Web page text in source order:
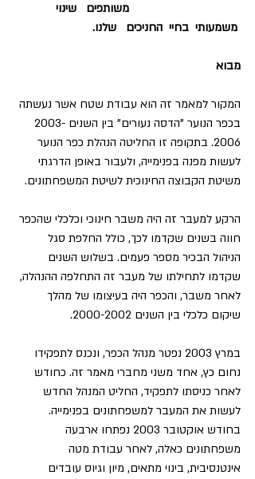
משותפים   שינוי
משמעותי  בחיי  החניכים   שלנו.
מבוא
המקור למאמר זה הוא עבודת שטח אשר נעשתה
בכפר הנוער "הדסה נעורים" בין השנים 2003-
2006. בתקופה זו החליטה הנהלת כפר הנוער
לעשות מפנה בפנימייה, ולעבור באופן הדרגתי
משיטת הקבוצה החינוכית לשיטת המשפחתונים.
הרקע למעבר זה היה משבר חינוכי וכלכלי שהכפר
חווה בשנים שקדמו לכך, כולל החלפת סגל
הניהול הבכיר מספר פעמים. בשלוש השנים
שקדמו לתחילתו של מעבר זה התחלפה ההנהלה,
לאחר משבר, והכפר היה בעיצומו של מהלך
שיקום כלכלי בין השנים 2000-2002.
במרץ 2003 נפטר מנהל הכפר, ונכנס לתפקידו
נחום כץ, אחד משני מחברי מאמר זה. כחודש
לאחר כניסתו לתפקיד, החליט המנהל החדש
לעשות את המעבר למשפחתונים בפנימייה.
בחודש אוקטובר 2003 נפתחו ארבעה
משפחתונים כאלה, לאחר עבודת מטה
אינטנסיבית, בינוי מתאים, מיון וגיוס עובדים